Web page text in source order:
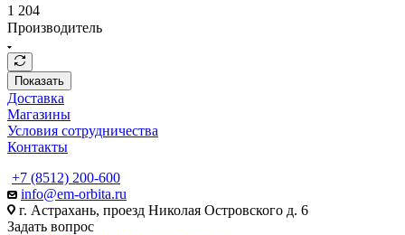
1 204
Производитель
Показать
Доставка
Магазины
Условия сотрудничества
Контакты
+7 (8512) 200-600
info@em-orbita.ru
г. Астрахань, проезд Николая Островского д. 6
Задать вопрос